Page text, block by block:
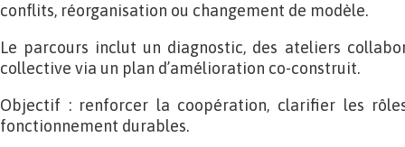
conflits, réorganisation ou changement de modèle.
Le parcours inclut un diagnostic, des ateliers
collective via un plan d’amélioration co-construit.
Objectif : renforcer la coopération, clarifier les
fonctionnement durables.